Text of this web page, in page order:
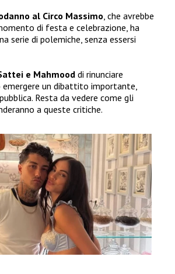
al Circo Massimo, che avrebbe
di festa e celebrazione, ha
serie di polemiche, senza essersi
e Mahmood di rinunciare
un dibattito importante,
Resta da vedere come gli
a queste critiche.